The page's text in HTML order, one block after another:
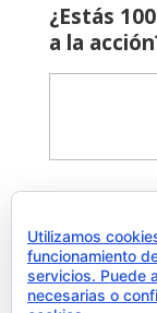
¿Estás
a la
Sencillo,
Utilizamos
funcionamiento
servicios. Puede
necesarias o